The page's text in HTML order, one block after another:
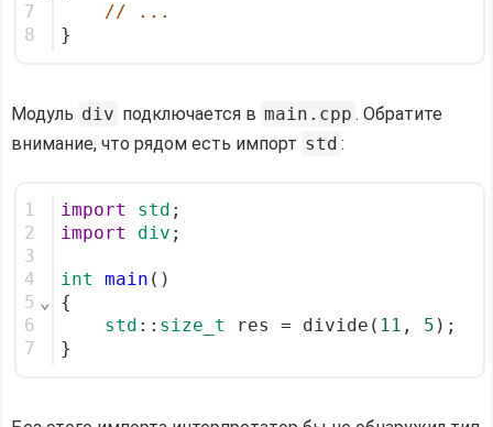
7
8
// ...
}
Модуль div подключается в main.cpp . Обратите
внимание, что рядом есть импорт std :
1
2
3
4
5
6
7
⌄
import std ;
import
div ;
int main ()
{
std :: size_t res = divide( 11 , 5 );
}